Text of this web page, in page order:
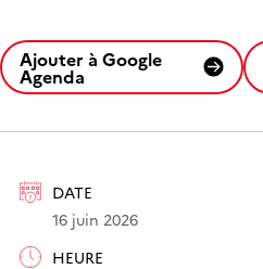
DATE
16 juin 2026
HEURE
Ajouter à Google
Agenda